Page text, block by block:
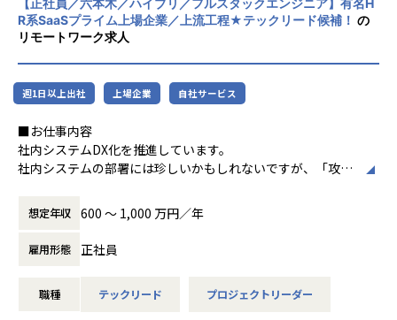
り、事業成長に直接関与できる点が特徴です。
■募集背景
インタラクティブ動画プラットフォーム「MIL」は累計会員
数1,400社以上、制作されたインタラクティブ動画は30,000
本を超えています。
国内における同領域のパイオニアとして地位を築いていま
す。
これに伴い、プロダクト開発を担うエンジニアを複数名募集
■当社の特徴
R系SaaSプライム上場企業／上流工程★テックリード候補！ の
リモートワーク求人
週1日以上出社 上場企業 自社サービス
■お仕事内容
社内システムDX化を推進しています。
社内システムの部署には珍しいかもしれないですが、「攻
保守はおまけで開発に9割の力を注ぎ込み、使いづらいシス
テムはすぐに壊して再構築し、手作業を許さず効率化を追い
求めています。
今回参画をお願いしたいプロジェクトは、15年前に導入した
ムを刷新するプロジェクトになります。
想定年収 600 〜 1,000 万円／年
雇用形態 正社員
職種 テックリード プロジェクトリーダー